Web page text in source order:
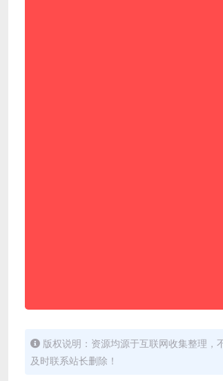
版权说明：资源均源于互联网收集整理
及时联系站长删除！